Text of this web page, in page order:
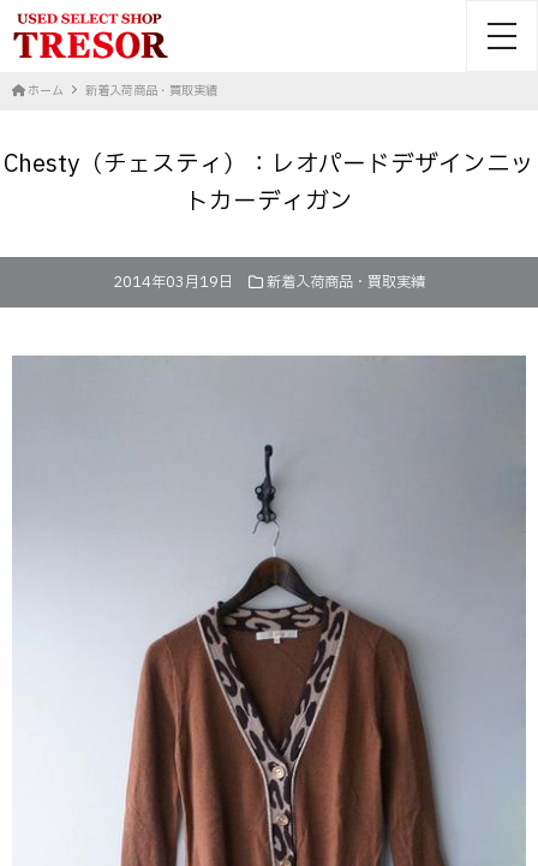
ホーム 新着入荷商品・買取実績
Chesty（チェスティ）：レオパードデザインニッ
トカーディガン
2014年03月19日 新着入荷商品・買取実績